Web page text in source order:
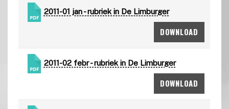
2011-01 jan - rubriek in De Limburger
DOWNLOAD
2011-02 febr - rubriek in De Limburger
DOWNLOAD